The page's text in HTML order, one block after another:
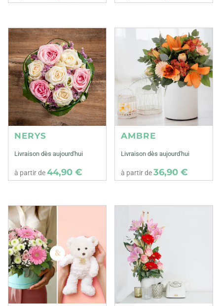
NERYS
Livraison dès aujourd'hui
à partir de44,90 €
AMBRE
Livraison dès aujourd'hui
à partir de36,90 €